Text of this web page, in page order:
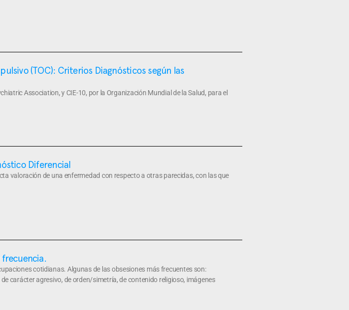
(TOC): Criterios Diagnósticos según las
Association, y CIE-10, por la Organización Mundial de la Salud, para el
Diferencial
valoración de una enfermedad con respecto a otras parecidas, con las que
frecuencia.
cotidianas. Algunas de las obsesiones más frecuentes son:
carácter agresivo, de orden/simetría, de contenido religioso, imágenes